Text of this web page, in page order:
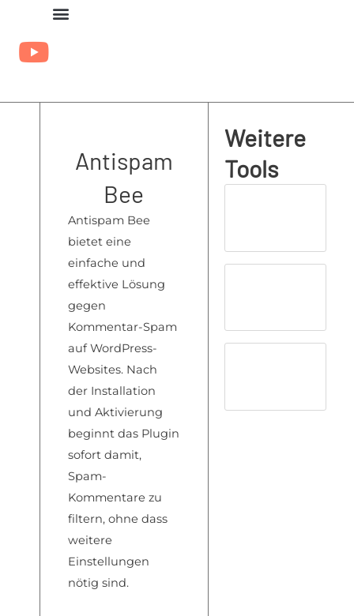
springen
Antispam
Bee
Antispam Bee
bietet eine
einfache und
effektive Lösung
gegen
Kommentar-Spam
auf WordPress-
Websites. Nach
der Installation
und Aktivierung
beginnt das Plugin
sofort damit,
Spam-
Kommentare zu
filtern, ohne dass
weitere
Einstellungen
nötig sind.
Weitere
Tools